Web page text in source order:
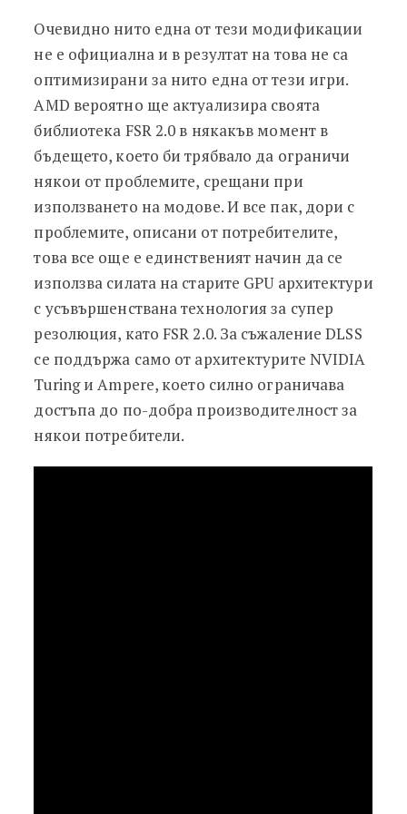
Очевидно нито една от тези модификации
не е официална и в резултат на това не са
оптимизирани за нито една от тези игри.
AMD вероятно ще актуализира своята
библиотека FSR 2.0 в някакъв момент в
бъдещето, което би трябвало да ограничи
някои от проблемите, срещани при
използването на модове. И все пак, дори с
проблемите, описани от потребителите,
това все още е единственият начин да се
използва силата на старите GPU архитектури
с усъвършенствана технология за супер
резолюция, като FSR 2.0. За съжаление DLSS
се поддържа само от архитектурите NVIDIA
Turing и Ampere, което силно ограничава
достъпа до по-добра производителност за
някои потребители.